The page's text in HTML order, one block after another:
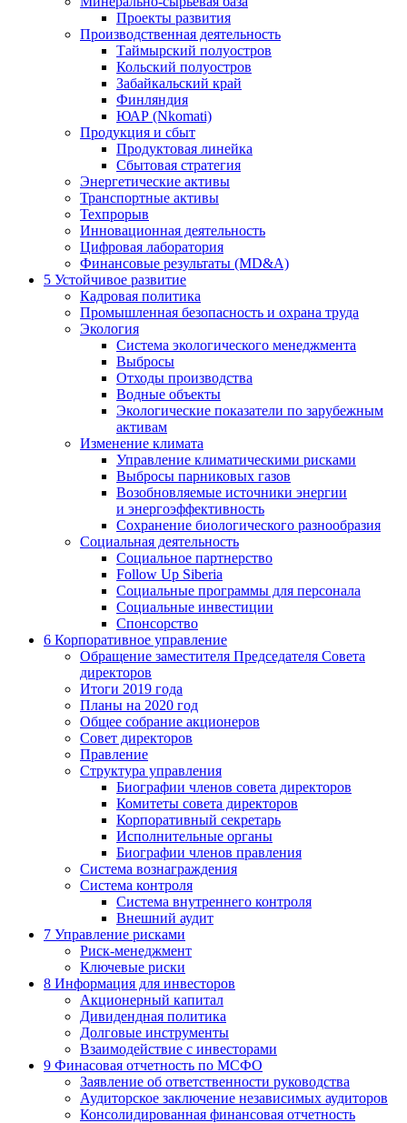
Проекты развития
Производственная деятельность
Таймырский полуостров
Кольский полуостров
Забайкальский край
Финляндия
ЮАР (Nkomati)
Продукция и сбыт
Продуктовая линейка
Сбытовая стратегия
Энергетические активы
Транспортные активы
Техпрорыв
Инновационная деятельность
Цифровая лаборатория
Финансовые результаты (MD&A)
5 Устойчивое развитие
Кадровая политика
Промышленная безопасность и охрана труда
Экология
Система экологического менеджмента
Выбросы
Отходы производства
Водные объекты
Экологические показатели по зарубежным
активам
Изменение климата
Управление климатическими рисками
Выбросы парниковых газов
Возобновляемые источники энергии
и энергоэффективность
Сохранение биологического разнообразия
Социальная деятельность
Социальное партнерство
Follow Up Siberia
Социальные программы для персонала
Социальные инвестиции
Спонсорство
6 Корпоративное управление
Обращение заместителя Председателя Совета
директоров
Итоги 2019 года
Планы на 2020 год
Общее собрание акционеров
Совет директоров
Правление
Структура управления
Биографии членов совета директоров
Комитеты совета директоров
Корпоративный секретарь
Исполнительные органы
Биографии членов правления
Система вознаграждения
Система контроля
Система внутреннего контроля
Внешний аудит
7 Управление рисками
Риск-менеджмент
Ключевые риски
8 Информация для инвесторов
Акционерный капитал
Дивидендная политика
Долговые инструменты
Взаимодействие с инвеcторами
9 Финасовая отчетность по МСФО
Заявление об ответственности руководства
Аудиторское заключение независимых аудиторов
Консолидированная финансовая отчетность